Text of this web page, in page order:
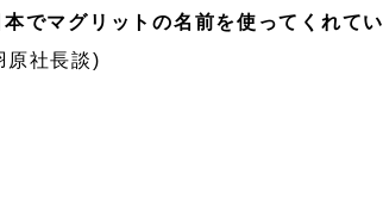
でマグリットの名前を使ってくれてい
原社長談)